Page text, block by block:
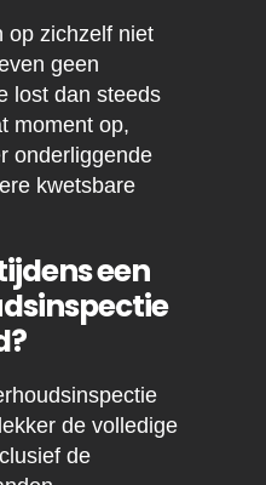
op zichzelf niet
geen
lost dan steeds
moment op,
onderliggende
kwetsbare
een
de volledige
de